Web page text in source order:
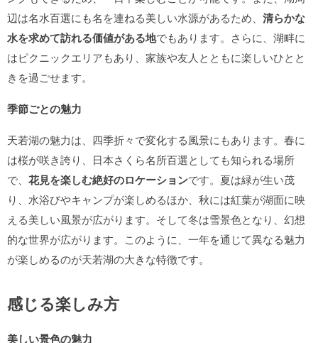
辺は名水百選にも名を連ねる美しい水源があるため、 清らかな
水を求めて訪れる価値がある地でもあります。さらに、湖畔に
はピクニックエリアもあり、家族や友人とともに楽しいひとと
きを過ごせます。
季節ごとの魅力
天若湖の魅力は、四季折々で変化する風景にもあります。春に
は桜が咲き誇り、日本さくら名所百選としても知られる場所
で、 花見を楽しむ絶好のロケーションです。夏は緑が生い茂
り、水浴びやキャンプが楽しめるほか、秋には紅葉が湖面に映
える美しい風景が広がります。そして冬は雪景色となり、幻想
的な世界が広がります。このように、一年を通じて異なる魅力
が楽しめるのが天若湖の大きな特徴です。
感じる楽しみ方
美しい景色の魅力